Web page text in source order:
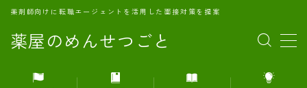
薬屋のめんせつごと
薬剤師向けに転職エージェントを活用した面接対策を提案
MENU